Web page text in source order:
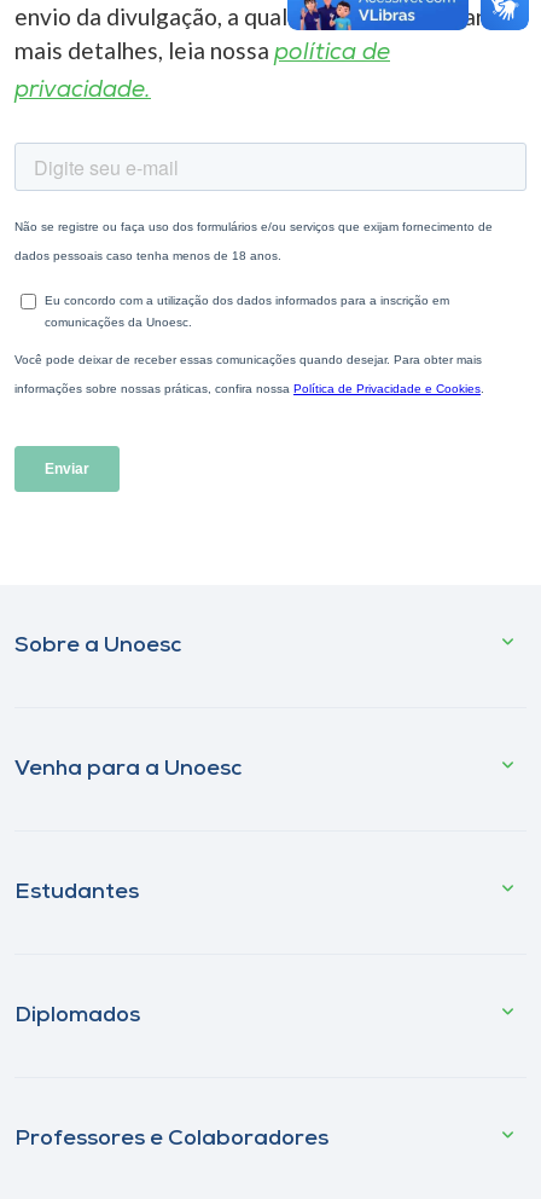
envio da divulgação, a qualquer momento. Para
mais detalhes, leia nossa política de
privacidade.
Sobre a Unoesc
Venha para a Unoesc
Estudantes
Diplomados
Professores e Colaboradores